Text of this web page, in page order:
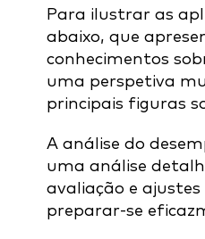
Para ilustrar as
abaixo, que
conhecimentos
uma perspetiva
principais figuras
A análise do
uma análise
avaliação e
preparar-se